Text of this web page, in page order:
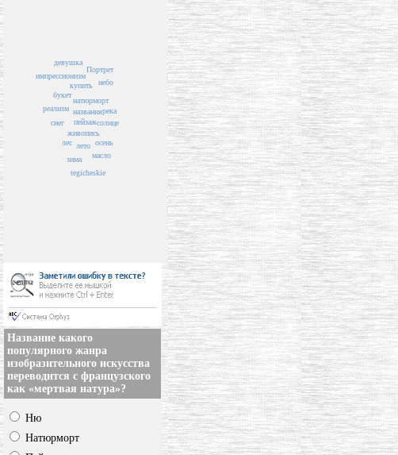
пейзаж
названия
живопись
лето
натюрморт
купить
солнце
лес
зима
осень
букет
масло
река
снег
tegicheskie
реализм
небо
импрессионизм
Портрет
девушка
Название какого
популярного жанра
изобразительного искусства
переводится с французского
как «мертвая натура»?
Ню
Натюрморт